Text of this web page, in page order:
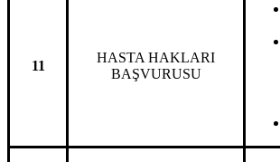
11
HASTA HAKLARI
BAŞVURUSU